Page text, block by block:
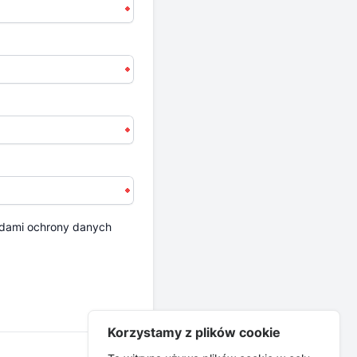
ochrony danych
Korzystamy z plików cookie